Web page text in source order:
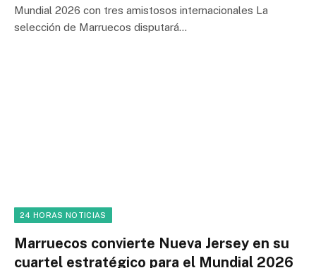
Mundial 2026 con tres amistosos internacionales La
selección de Marruecos disputará…
24 HORAS NOTICIAS
Marruecos convierte Nueva Jersey en su
cuartel estratégico para el Mundial 2026